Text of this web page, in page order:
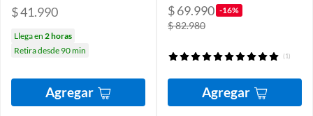
$ 41.990
Llega en 2 horas
Retira desde 90 min
Agregar
$ 69.990 -16%
$ 82.980
(1)
Agregar